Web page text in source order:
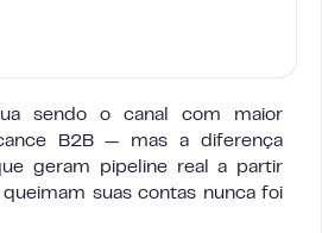
sendo o canal com maior
B2B — mas a diferença
geram pipeline real a partir
suas contas nunca foi